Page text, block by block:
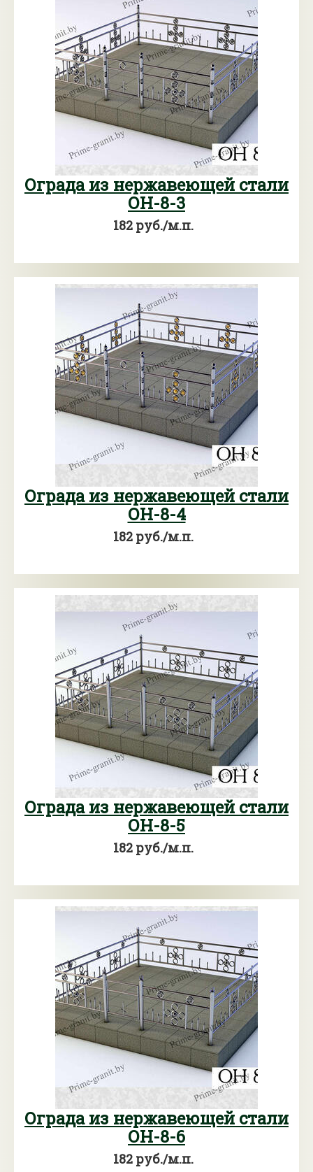
Ограда из нержавеющей стали
ОН-8-3
182 руб./м.п.
Ограда из нержавеющей стали
ОН-8-4
182 руб./м.п.
Ограда из нержавеющей стали
ОН-8-5
182 руб./м.п.
Ограда из нержавеющей стали
ОН-8-6
182 руб./м.п.